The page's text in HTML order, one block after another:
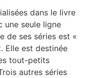
dans le livre
une seule ligne
de ses séries est «
Elle est destinée
tout-petits
autres séries